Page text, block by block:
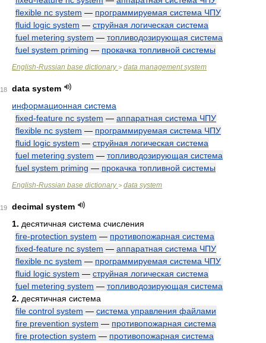
flexible nc system — программируемая система ЧПУ
fluid logic system — струйная логическая система
fuel metering system — топливодозирующая система
fuel system priming — прокачка топливной системы
English-Russian base dictionary> data management system
18
data system
информационная система
fixed-feature nc system — аппаратная система ЧПУ
flexible nc system — программируемая система ЧПУ
fluid logic system — струйная логическая система
fuel metering system — топливодозирующая система
fuel system priming — прокачка топливной системы
English-Russian base dictionary> data system
19
decimal system
1. десятичная система счисления
fire-protection system — противопожарная система
fixed-feature nc system — аппаратная система ЧПУ
flexible nc system — программируемая система ЧПУ
fluid logic system — струйная логическая система
fuel metering system — топливодозирующая система
2. десятичная система
file control system — система управления файлами
fire prevention system — противопожарная система
fire protection system — противопожарная система